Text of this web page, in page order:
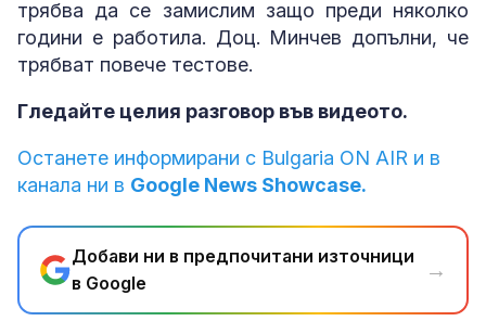
трябва да се замислим защо преди няколко
години е работила. Доц. Минчев допълни, че
трябват повече тестове.
Гледайте целия разговор във видеото.
Останете информирани с Bulgaria ON AIR и в
канала ни в Google News Showcase.
Добави ни в предпочитани източници
в Google
→